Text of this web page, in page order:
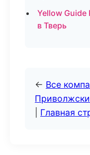
Yellow Guide
в Тверь
← Все
Главная